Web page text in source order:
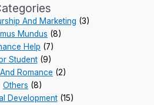
And Marketing (3)
Mundus (8)
Help (7)
Student(9)
Romance (2)
Others (8)
Development(15)